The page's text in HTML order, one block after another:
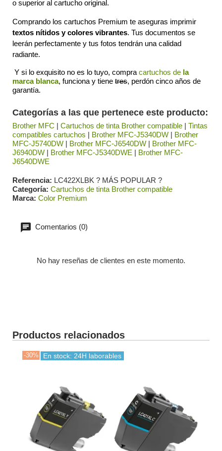
o superior al cartucho original.
textos nítidos y colores vibrantes. Tus documentos se
leerán perfectamente y tus fotos tendrán una calidad
radiante.
Y si lo exquisito no es lo tuyo, compra cartuchos de la
marca blanca, funciona y tiene tres, perdón cinco años de
garantía.
Categorías a las que pertenece este producto:
Brother MFC | Cartuchos de tinta Brother compatible | Tintas
compatibles cartuchos | Brother MFC-J5340DW | Brother
MFC-J5740DW | Brother MFC-J6540DW | Brother MFC-
J6940DW | Brother MFC-J5340DWE | Brother MFC-
J6540DWE
Referencia LC422XLBK ? MÁS POPULAR ?
Categoría Cartuchos de tinta Brother compatible
Marca Color Premium
Comentarios (0)
No hay reseñas de clientes en este momento.
Productos relacionados
-30% En stock: 24H laborables